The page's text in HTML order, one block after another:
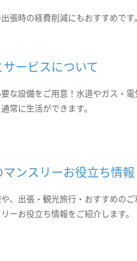
張時の経費削減にもおすすめです。
ービスについて
な設備をご用意！水道やガス・
常に生活ができます。
マンスリーお役立ち情報
、出張・観光旅行・おすすめの
ーお役立ち情報をご紹介します。